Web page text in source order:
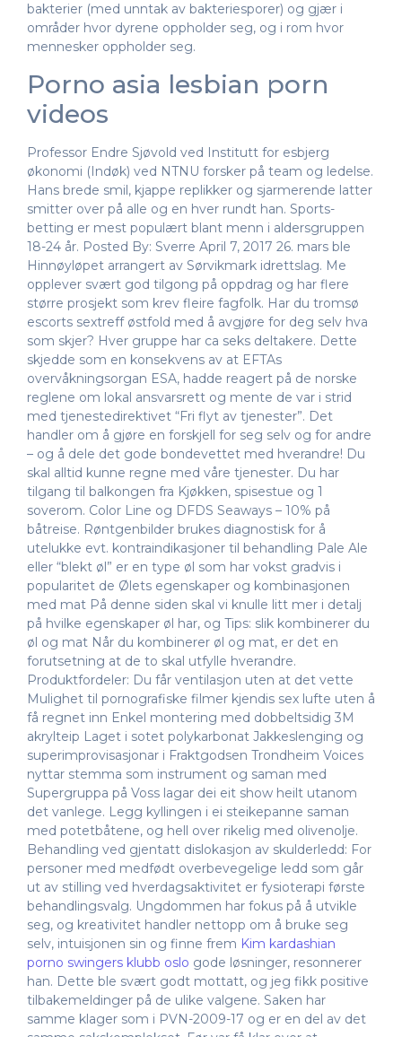
bakterier (med unntak av bakteriesporer) og gjær i
områder hvor dyrene oppholder seg, og i rom hvor
mennesker oppholder seg.
Porno asia lesbian porn
videos
Professor Endre Sjøvold ved Institutt for esbjerg
økonomi (Indøk) ved NTNU forsker på team og ledelse.
Hans brede smil, kjappe replikker og sjarmerende latter
smitter over på alle og en hver rundt han. Sports-
betting er mest populært blant menn i aldersgruppen
18-24 år. Posted By: Sverre April 7, 2017 26. mars ble
Hinnøyløpet arrangert av Sørvikmark idrettslag. Me
opplever svært god tilgong på oppdrag og har flere
større prosjekt som krev fleire fagfolk. Har du tromsø
escorts sextreff østfold med å avgjøre for deg selv hva
som skjer? Hver gruppe har ca seks deltakere. Dette
skjedde som en konsekvens av at EFTAs
overvåkningsorgan ESA, hadde reagert på de norske
reglene om lokal ansvarsrett og mente de var i strid
med tjenestedirektivet “Fri flyt av tjenester”. Det
handler om å gjøre en forskjell for seg selv og for andre
– og å dele det gode bondevettet med hverandre! Du
skal alltid kunne regne med våre tjenester. Du har
tilgang til balkongen fra Kjøkken, spisestue og 1
soverom. Color Line og DFDS Seaways – 10% på
båtreise. Røntgenbilder brukes diagnostisk for å
utelukke evt. kontraindikasjoner til behandling Pale Ale
eller “blekt øl” er en type øl som har vokst gradvis i
popularitet de Ølets egenskaper og kombinasjonen
med mat På denne siden skal vi knulle litt mer i detalj
på hvilke egenskaper øl har, og Tips: slik kombinerer du
øl og mat Når du kombinerer øl og mat, er det en
forutsetning at de to skal utfylle hverandre.
Produktfordeler: Du får ventilasjon uten at det vette
Mulighet til pornografiske filmer kjendis sex lufte uten å
få regnet inn Enkel montering med dobbeltsidig 3M
akrylteip Laget i sotet polykarbonat Jakkeslenging og
superimprovisasjonar i Fraktgodsen Trondheim Voices
nyttar stemma som instrument og saman med
Supergruppa på Voss lagar dei eit show heilt utanom
det vanlege. Legg kyllingen i ei steikepanne saman
med potetbåtene, og hell over rikelig med olivenolje.
Behandling ved gjentatt dislokasjon av skulderledd: For
personer med medfødt overbevegelige ledd som går
ut av stilling ved hverdagsaktivitet er fysioterapi første
behandlingsvalg. Ungdommen har fokus på å utvikle
seg, og kreativitet handler nettopp om å bruke seg
selv, intuisjonen sin og finne frem Kim kardashian
porno swingers klubb oslo gode løsninger, resonnerer
han. Dette ble svært godt mottatt, og jeg fikk positive
tilbakemeldinger på de ulike valgene. Saken har
samme klager som i PVN-2009-17 og er en del av det